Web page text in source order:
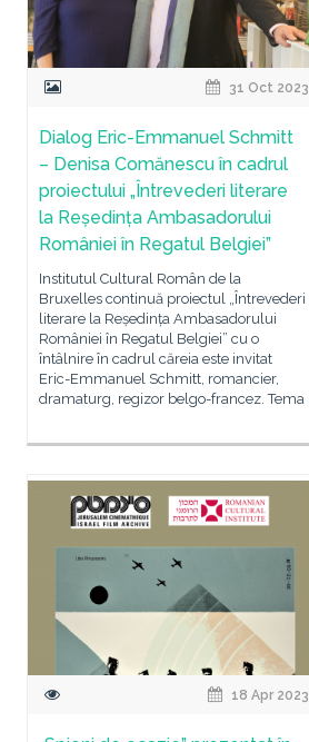
31 Oct 2023
Dialog Eric-Emmanuel Schmitt
– Denisa Comănescu în cadrul
proiectului „Întrevederi literare
la Reședința Ambasadorului
României în Regatul Belgiei”
Institutul Cultural Român de la
Bruxelles continuă proiectul „Întrevederi
literare la Reședința Ambasadorului
României în Regatul Belgiei” cu o
întâlnire în cadrul căreia este invitat
Eric-Emmanuel Schmitt, romancier,
dramaturg, regizor belgo-francez. Tema
18 Apr 2023